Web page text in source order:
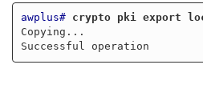
awplus#
crypto pki export
Copying...